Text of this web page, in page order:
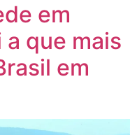
em
que mais
em